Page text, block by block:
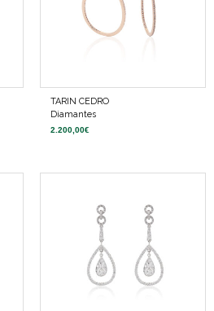
TARIN CEDRO
Diamantes
2.200,00€